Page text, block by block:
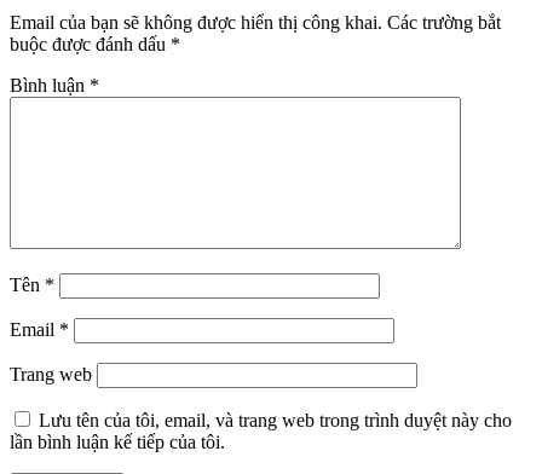
Email của bạn sẽ không được hiển thị công khai. Các trường bắt
buộc được đánh dấu *
Bình luận *
Tên *
Email *
Trang web
Lưu tên của tôi, email, và trang web trong trình duyệt này cho
lần bình luận kế tiếp của tôi.